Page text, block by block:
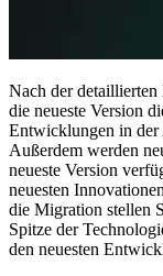
Nach der detaillierten
die neueste Version
Entwicklungen in
Außerdem werden
neueste Version
neuesten
die Migration stellen
Spitze der
den neuesten